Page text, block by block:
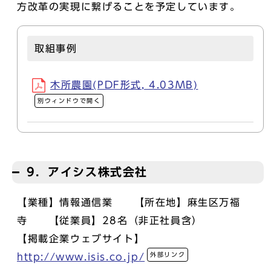
方改革の実現に繋げることを予定しています。
取組事例
木所農園(PDF形式, 4.03MB)
別ウィンドウで開く
9．アイシス株式会社
【業種】情報通信業 【所在地】麻生区万福
寺 【従業員】28名（非正社員含）
【掲載企業ウェブサイト】
http://www.isis.co.jp/
外部リンク